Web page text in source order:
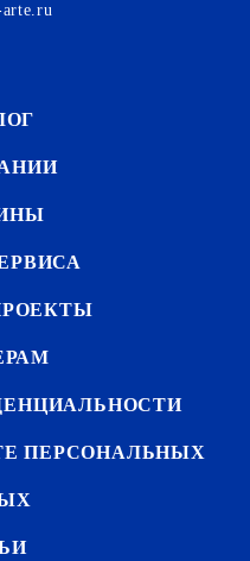
arte.ru
ПЕРСОНАЛЬНЫХ